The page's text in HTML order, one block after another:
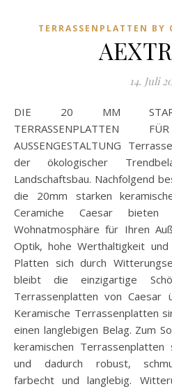
TERRASSENPLATTEN BY
14. Juli
DIE 20 MM STARKEN KERAMISCHEN
TERRASSENPLATTEN
AUSSENGESTALTUNG
der ökologischer
Landschaftsbau. Nachfolgend
die 20mm starken
Ceramiche Caesar
Wohnatmosphäre für Ihren
Optik, hohe Werthaltigkeit
Platten sich durch
bleibt die einzigartige
Terrassenplatten von Caesar
Keramische Terrassenplatten
einen langlebigen Belag. Zum
keramischen
und dadurch robust,
farbecht und langlebig.